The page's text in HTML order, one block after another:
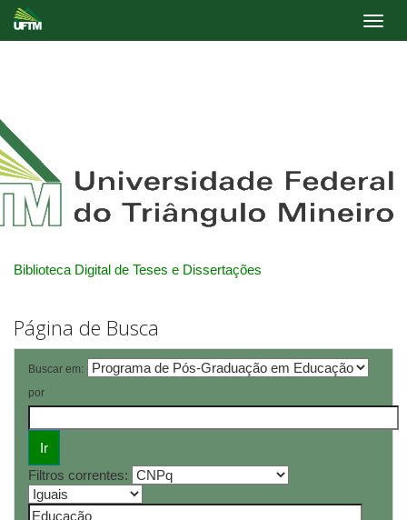
Biblioteca Digital de Teses e Dissertações
Página de Busca
Buscar em:
por
Filtros correntes: